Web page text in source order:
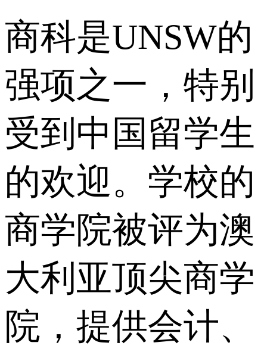
商科是UNSW的
强项之一，特别
受到中国留学生
的欢迎。学校的
商学院被评为澳
大利亚顶尖商学
院，提供会计、